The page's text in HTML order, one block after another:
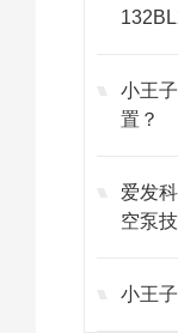
小王
置？
爱发
空泵
小王